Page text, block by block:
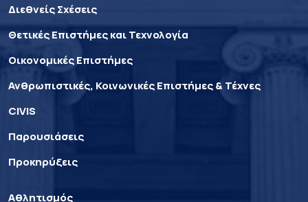
Διεθνείς Σχέσεις
Θετικές Επιστήμες και Τεχνολογία
Οικονομικές Επιστήμες
Ανθρωπιστικές, Κοινωνικές Επιστήμες & Τέχνες
CIVIS
Παρουσιάσεις
Προκηρύξεις
Αθλητισμός